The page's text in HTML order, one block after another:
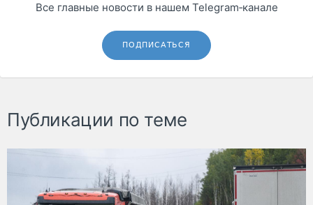
Все главные новости в нашем Telegram‑канале
ПОДПИСАТЬСЯ
Публикации по теме